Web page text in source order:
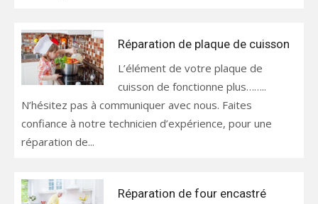
Réparation de plaque de cuisson
L’élément de votre plaque de
cuisson de fonctionne plus……..
N’hésitez pas à communiquer avec nous. Faites
confiance à notre technicien d’expérience, pour une
réparation de...
Réparation de four encastré